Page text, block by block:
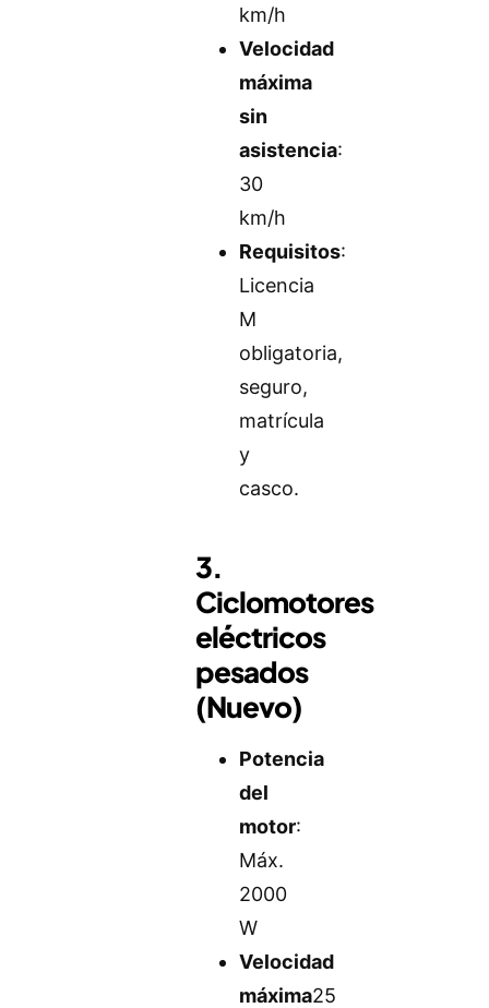
km/h
Velocidad
máxima
sin
asistencia:
30
km/h
Requisitos:
Licencia
M
obligatoria,
seguro,
matrícula
y
casco.
3.
Ciclomotores
eléctricos
pesados
(Nuevo)
Potencia
del
motor:
Máx.
2000
W
Velocidad
máxima25